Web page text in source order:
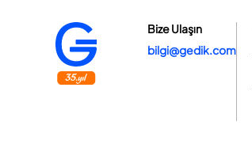
Bize Ulaşın
bilgi@gedik.com